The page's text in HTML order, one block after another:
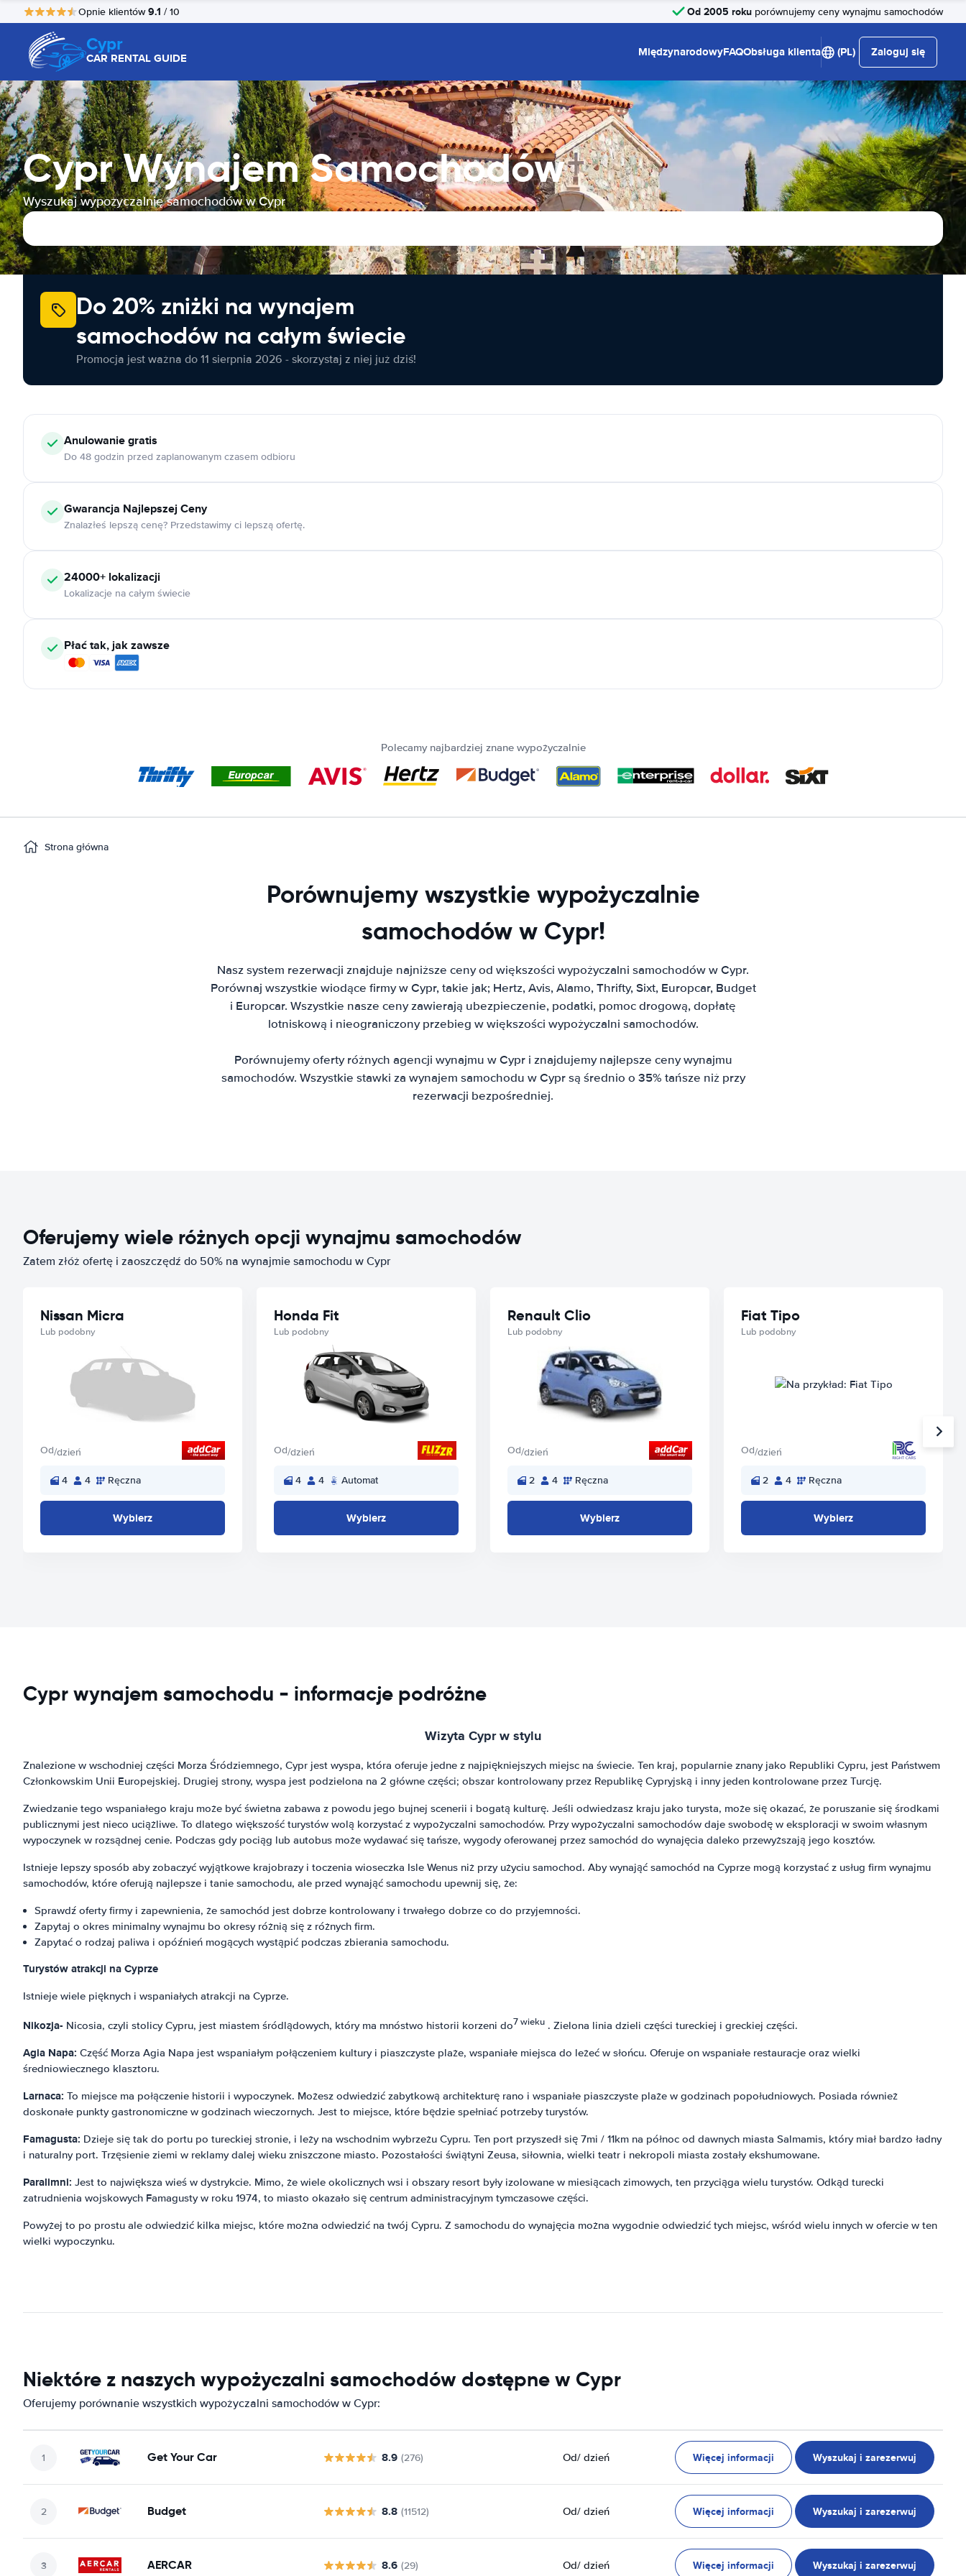
Opnie klientów9.1 / 10 Od 2005 roku porównujemy ceny wynajmu samochodów
Cypr
CAR RENTAL GUIDE MiędzynarodowyFAQObsługa klienta (PL) Zaloguj się
Cypr Wynajem Samochodów
Wyszukaj wypożyczalnię samochodów w Cypr
Do 20% zniżki na wynajem
samochodów na całym świecie
Promocja jest ważna do 11 sierpnia 2026 - skorzystaj z niej już dziś!
Anulowaniegratis
Do 48 godzin przed zaplanowanym czasem odbioru
Gwarancja Najlepszej Ceny
Znalazłeś lepszą cenę? Przedstawimy ci lepszą ofertę.
24000+ lokalizacji
Lokalizacje na całym świecie
Płać tak, jak zawsze
Polecamy najbardziej znane wypożyczalnie
Strona główna
Porównujemy wszystkie wypożyczalnie
samochodów w Cypr!
Nasz system rezerwacji znajduje najniższe ceny od większości wypożyczalni samochodów w Cypr.
Porównaj wszystkie wiodące firmy w Cypr, takie jak; Hertz, Avis, Alamo, Thrifty, Sixt, Europcar, Budget
i Europcar. Wszystkie nasze ceny zawierają ubezpieczenie, podatki, pomoc drogową, dopłatę
lotniskową i nieograniczony przebieg w większości wypożyczalni samochodów.
Porównujemy oferty różnych agencji wynajmu w Cypr i znajdujemy najlepsze ceny wynajmu
samochodów. Wszystkie stawki za wynajem samochodu w Cypr są średnio o 35% tańsze niż przy
rezerwacji bezpośredniej.
Oferujemy wiele różnych opcji wynajmu samochodów
Zatem złóż ofertę i zaoszczędź do 50% na wynajmie samochodu w Cypr
Nissan Micra
Lub podobny
Od/dzień
4 4 Ręczna
Wybierz
Honda Fit
Lub podobny
Od/dzień
4 4 Automat
Wybierz
Renault Clio
Lub podobny
Od/dzień
2 4 Ręczna
Wybierz
Fiat Tipo
Lub podobny
Od/dzień
2 4 Ręczna
Wybierz
Cypr wynajem samochodu - informacje podróżne
Wizyta Cypr w stylu
Znalezione w wschodniej części Morza Śródziemnego, Cypr jest wyspa, która oferuje jedne z najpiękniejszych miejsc na świecie. Ten kraj, popularnie znany jako Republiki Cypru, jest Państwem
Członkowskim Unii Europejskiej. Drugiej strony, wyspa jest podzielona na 2 główne części; obszar kontrolowany przez Republikę Cypryjską i inny jeden kontrolowane przez Turcję.
Zwiedzanie tego wspaniałego kraju może być świetna zabawa z powodu jego bujnej scenerii i bogatą kulturę. Jeśli odwiedzasz kraju jako turysta, może się okazać, że poruszanie się środkami
publicznymi jest nieco uciążliwe. To dlatego większość turystów wolą korzystać z wypożyczalni samochodów. Przy wypożyczalni samochodów daje swobodę w eksploracji w swoim własnym
wypoczynek w rozsądnej cenie. Podczas gdy pociąg lub autobus może wydawać się tańsze, wygody oferowanej przez samochód do wynajęcia daleko przewyższają jego kosztów.
Istnieje lepszy sposób aby zobaczyć wyjątkowe krajobrazy i toczenia wioseczka Isle Wenus niż przy użyciu samochod. Aby wynająć samochód na Cyprze mogą korzystać z usług firm wynajmu
samochodów, które oferują najlepsze i tanie samochodu, ale przed wynająć samochodu upewnij się, że:
Sprawdź oferty firmy i zapewnienia, że samochód jest dobrze kontrolowany i trwałego dobrze co do przyjemności.
Zapytaj o okres minimalny wynajmu bo okresy różnią się z różnych firm.
Zapytać o rodzaj paliwa i opóźnień mogących wystąpić podczas zbierania samochodu.
Turystów atrakcji na Cyprze
Istnieje wiele pięknych i wspaniałych atrakcji na Cyprze.
Nikozja- Nicosia, czyli stolicy Cypru, jest miastem śródlądowych, który ma mnóstwo historii korzeni do7 wieku . Zielona linia dzieli części tureckiej i greckiej części.
Agia Napa: Część Morza Agia Napa jest wspaniałym połączeniem kultury i piaszczyste plaże, wspaniałe miejsca do leżeć w słońcu. Oferuje on wspaniałe restauracje oraz wielki
średniowiecznego klasztoru.
Larnaca: To miejsce ma połączenie historii i wypoczynek. Możesz odwiedzić zabytkową architekturę rano i wspaniałe piaszczyste plaże w godzinach popołudniowych. Posiada również
doskonałe punkty gastronomiczne w godzinach wieczornych. Jest to miejsce, które będzie spełniać potrzeby turystów.
Famagusta: Dzieje się tak do portu po tureckiej stronie, i leży na wschodnim wybrzeżu Cypru. Ten port przyszedł się 7mi / 11km na północ od dawnych miasta Salmamis, który miał bardzo ładny
i naturalny port. Trzęsienie ziemi w reklamy dalej wieku zniszczone miasto. Pozostałości świątyni Zeusa, siłownia, wielki teatr i nekropoli miasta zostały ekshumowane.
Paralimni: Jest to największa wieś w dystrykcie. Mimo, że wiele okolicznych wsi i obszary resort były izolowane w miesiącach zimowych, ten przyciąga wielu turystów. Odkąd turecki
zatrudnienia wojskowych Famagusty w roku 1974, to miasto okazało się centrum administracyjnym tymczasowe części.
Powyżej to po prostu ale odwiedzić kilka miejsc, które można odwiedzić na twój Cypru. Z samochodu do wynajęcia można wygodnie odwiedzić tych miejsc, wśród wielu innych w ofercie w ten
wielki wypoczynku.
Niektóre z naszych wypożyczalni samochodów dostępne w Cypr
Oferujemy porównanie wszystkich wypożyczalni samochodów w Cypr:
Get Your Car 8.9 (276) Od/ dzień Więcej informacji Wyszukaj i zarezerwuj
Budget 8.8 (11512) Od/ dzień Więcej informacji Wyszukaj i zarezerwuj
AERCAR 8.6 (29) Od/ dzień Więcej informacji Wyszukaj i zarezerwuj